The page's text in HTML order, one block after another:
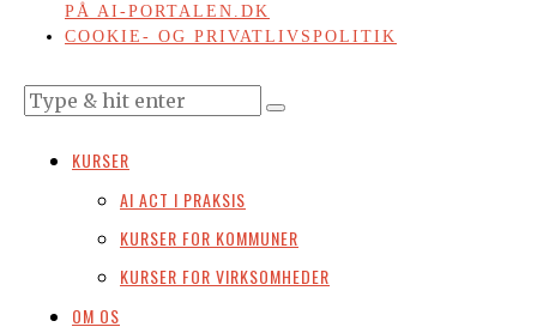
PÅ AI-PORTALEN.DK
COOKIE- OG PRIVATLIVSPOLITIK
KURSER
AI ACT I PRAKSIS
KURSER FOR KOMMUNER
KURSER FOR VIRKSOMHEDER
OM OS